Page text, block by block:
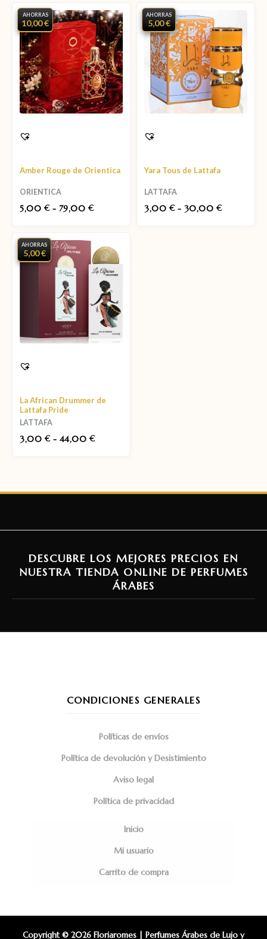
AHORRAS
10,00 €
Amber Rouge de Orientica
ORIENTICA
5,00 € - 79,00 €
AHORRAS
5,00 €
Yara Tous de Lattafa
LATTAFA
3,00 € - 30,00 €
AHORRAS
5,00 €
La African Drummer de
Lattafa Pride
LATTAFA
3,00 € - 44,00 €
DESCUBRE LOS MEJORES PRECIOS EN
NUESTRA TIENDA ONLINE DE PERFUMES
ÁRABES
CONDICIONES GENERALES
Políticas de envíos
Política de devolución y Desistimiento
Aviso legal
Política de privacidad
Inicio
Mi usuario
Carrito de compra
Copyright © 2026 Floriaromes | Perfumes Árabes de Lujo y